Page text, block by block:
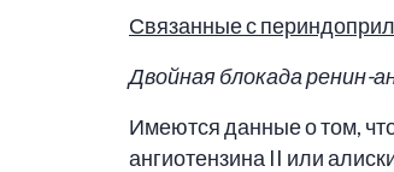
Связанные с
Двойная блокада ренин-
Имеются данные о том,
ангиотензина II или